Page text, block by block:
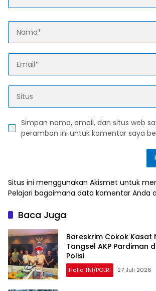
Simpan nama, email, dan situs web
peramban ini untuk komentar saya
Situs ini menggunakan Akismet untuk
Pelajari bagaimana data komentar Anda
Baca Juga
Bareskrim Cokok Kasat
Tangsel AKP Pardiman
Polisi
Hallo TNI/POLRI 27 Juli 2026